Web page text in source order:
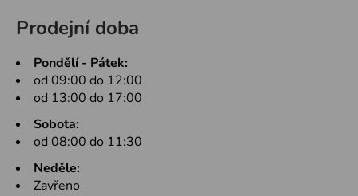
Prodejní doba
Pondělí - Pátek:
od 09:00 do 12:00
od 13:00 do 17:00
Sobota:
od 08:00 do 11:30
Neděle:
Zavřeno